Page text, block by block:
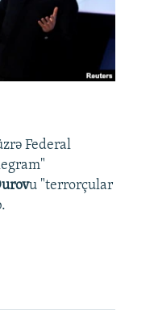
Federal
u "terrorçular